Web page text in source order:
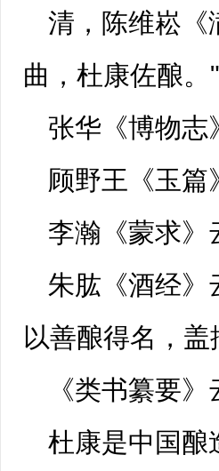
清，陈维崧《
曲，杜康佐酿。"
张华《博物志
顾野王《玉篇
李瀚《蒙求》
朱肱《酒经》
以善酿得名，
《类书纂要
杜康是中国酿